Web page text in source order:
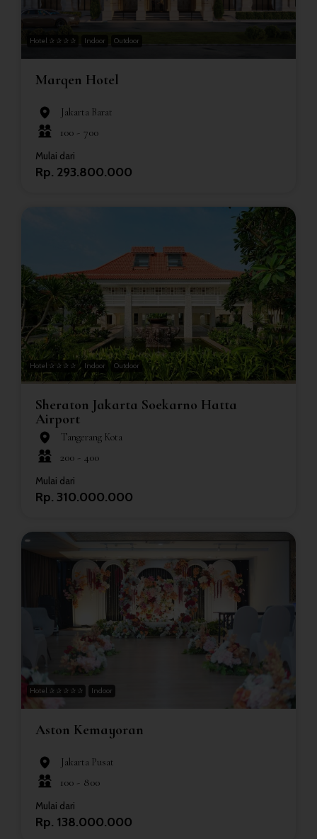
Hotel ✰ ✰ ✰ ✰ Indoor Outdoor
Marqen Hotel
Jakarta Barat
100 - 700
Mulai dari
Rp. 293.800.000
Hotel ✰ ✰ ✰ ✰ Indoor Outdoor
Sheraton Jakarta Soekarno Hatta
Airport
Tangerang Kota
200 - 400
Mulai dari
Rp. 310.000.000
Hotel ✰ ✰ ✰ ✰ ✰ Indoor
Aston Kemayoran
Jakarta Pusat
100 - 800
Mulai dari
Rp. 138.000.000